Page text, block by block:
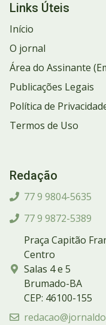
Links Úteis
Início
O jornal
Área do Assinante
Publicações Legais
Política de
Termos de Uso
Redação
77 9 9804-5635
77 9 9872-5389
Praça Capitão
Centro
Salas 4 e 5
Brumado-BA
CEP: 46100-155